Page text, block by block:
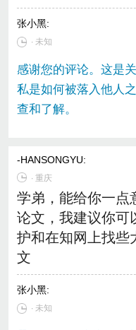
张小黑:
∙ 未知
感谢您的评论。这是
私是如何被落入他人
查和了解。
-HANSONGYU:
∙重庆
学弟，能给你一点
论文，我建议你可
护和在知网上找些
文
张小黑:
∙ 未知